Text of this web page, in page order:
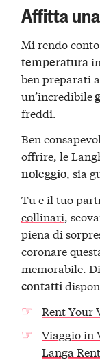
Affitta
Mi rendo
temperatura
ben preparati
un’incredibile
freddi.
Ben
offrire, le
noleggio, sia
Tu e il tuo
collinari,
piena di
coronare
memorabile.
contatti
Rent Your
Viaggio in
Langa